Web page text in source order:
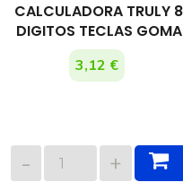
CALCULADORA TRULY 8
DIGITOS TECLAS GOMA
3,12 €